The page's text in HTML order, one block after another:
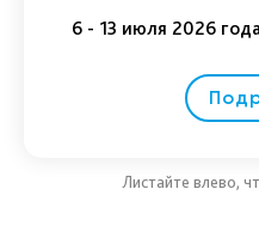
6 - 13 июля 2026 года
Листайте влево,